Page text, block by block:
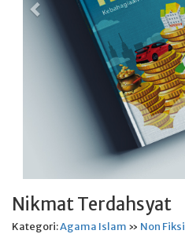
Nikmat Terdahsyat
Kategori:Agama Islam » Non Fiksi